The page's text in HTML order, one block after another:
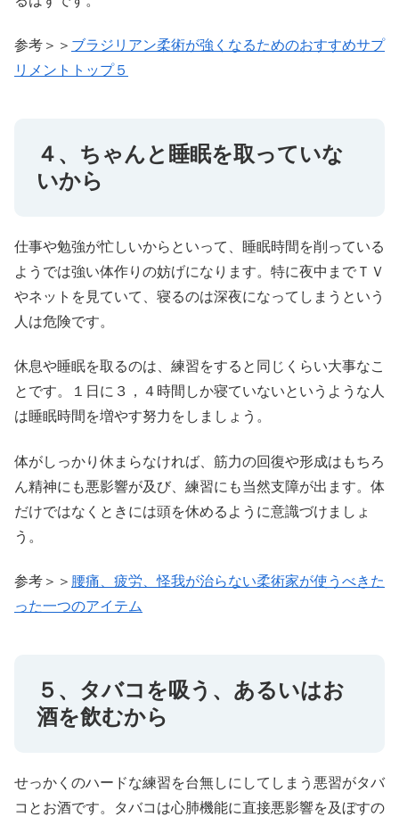
参考＞＞ ブラジリアン柔術が強くなるためのおすすめサプ
リメントトップ５
４、ちゃんと睡眠を取っていな
いから
仕事や勉強が忙しいからといって、睡眠時間を削っている
ようでは強い体作りの妨げになります。特に夜中までＴＶ
やネットを見ていて、寝るのは深夜になってしまうという
人は危険です。
休息や睡眠を取るのは、練習をすると同じくらい大事なこ
とです。１日に３，４時間しか寝ていないというような人
は睡眠時間を増やす努力をしましょう。
体がしっかり休まらなければ、筋力の回復や形成はもちろ
ん精神にも悪影響が及び、練習にも当然支障が出ます。体
だけではなくときには頭を休めるように意識づけましょ
う。
参考＞＞ 腰痛、疲労、怪我が治らない柔術家が使うべきた
った一つのアイテム
５、タバコを吸う、あるいはお
酒を飲むから
せっかくのハードな練習を台無しにしてしまう悪習がタバ
コとお酒です。タバコは心肺機能に直接悪影響を及ぼすの